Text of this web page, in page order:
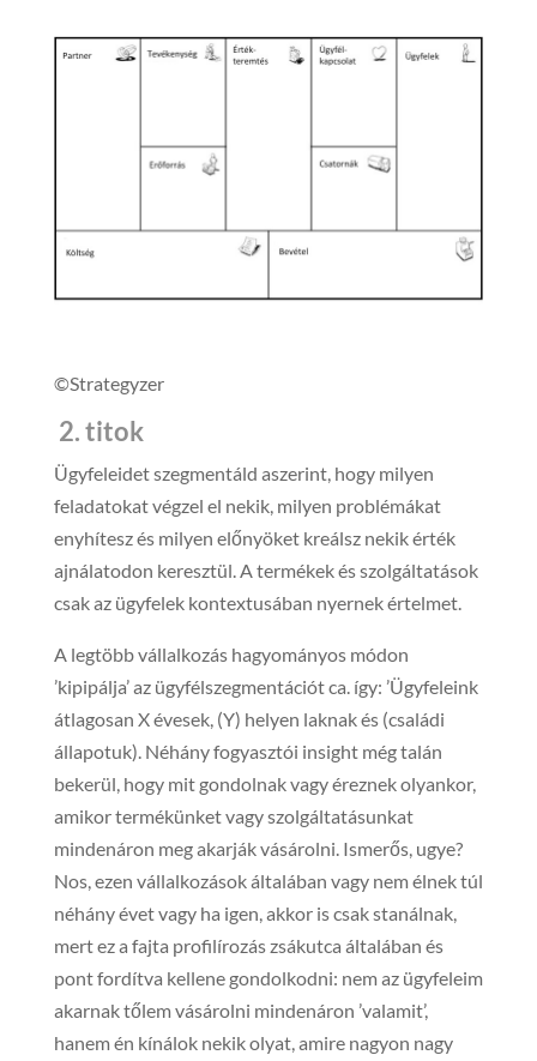
©Strategyzer
2. titok
Ügyfeleidet szegmentáld aszerint, hogy milyen
feladatokat végzel el nekik, milyen problémákat
enyhítesz és milyen előnyöket kreálsz nekik érték
ajnálatodon keresztül. A termékek és szolgáltatások
csak az ügyfelek kontextusában nyernek értelmet.
A legtöbb vállalkozás hagyományos módon
’kipipálja’ az ügyfélszegmentációt ca. így: ’Ügyfeleink
átlagosan X évesek, (Y) helyen laknak és (családi
állapotuk). Néhány fogyasztói insight még talán
bekerül, hogy mit gondolnak vagy éreznek olyankor,
amikor termékünket vagy szolgáltatásunkat
mindenáron meg akarják vásárolni. Ismerős, ugye?
Nos, ezen vállalkozások általában vagy nem élnek túl
néhány évet vagy ha igen, akkor is csak stanálnak,
mert ez a fajta profilírozás zsákutca általában és
pont fordítva kellene gondolkodni: nem az ügyfeleim
akarnak tőlem vásárolni mindenáron ’valamit’,
hanem én kínálok nekik olyat, amire nagyon nagy